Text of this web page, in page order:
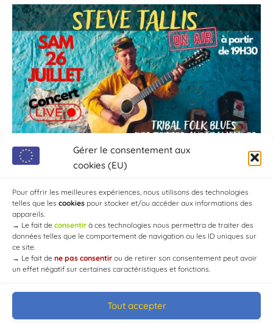
Gérer le consentement aux
cookies (EU)
Pour offrir les meilleures expériences, nous utilisons des technologies
telles que les cookies pour stocker et/ou accéder aux informations des
appareils.
→ Le fait de consentir à ces technologies nous permettra de traiter des
données telles que le comportement de navigation ou les ID uniques sur
ce site.
→ Le fait de ne pas consentir ou de retirer son consentement peut avoir
un effet négatif sur certaines caractéristiques et fonctions.
Tout accepter
© Mairie de Chaource [2004-2024] | Tous droits réservés.